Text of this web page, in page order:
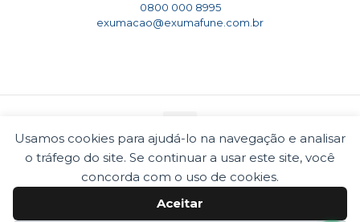
Usamos cookies para ajudá-lo na navegação e analisar
o tráfego do site. Se continuar a usar este site, você
concorda com o uso de cookies.
Aceitar
0800 000 8995
exumacao@exumafune.com.br
© 2010 Exumafune. Todos direitos reservados- Ligue
0800 000 8995. Exumações de ossos em todo o Brasil.
Termos e condições
Politica de privacidade